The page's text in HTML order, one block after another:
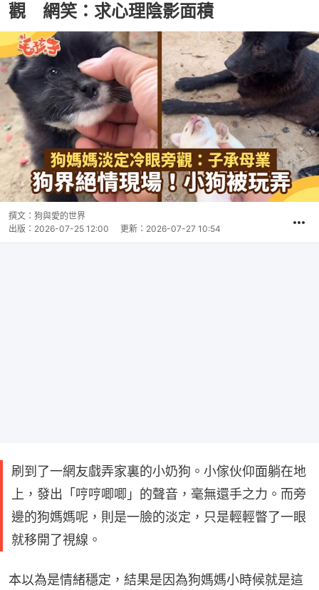
觀 網笑：求心理陰影面積
撰文： 狗與愛的世界
出版： 2026-07-25 12:00 更新： 2026-07-27 10:54
刷到了一網友戲弄家裏的小奶狗。小傢伙仰面躺在地
上，發出「哼哼唧唧」的聲音，毫無還手之力。而旁
邊的狗媽媽呢，則是一臉的淡定，只是輕輕瞥了一眼
就移開了視線。
本以為是情緒穩定，結果是因為狗媽媽小時候就是這